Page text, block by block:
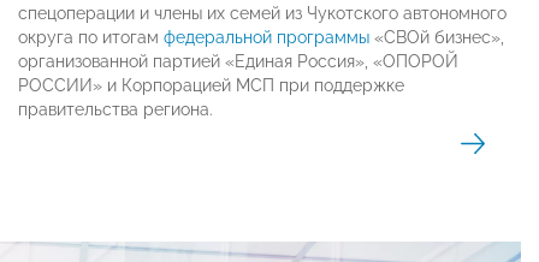
спецоперации и члены их семей из Чукотского автономного
округа по итогам федеральной программы «СВОй бизнес»,
организованной партией «Единая Россия», «ОПОРОЙ
РОССИИ» и Корпорацией МСП при поддержке
правительства региона.